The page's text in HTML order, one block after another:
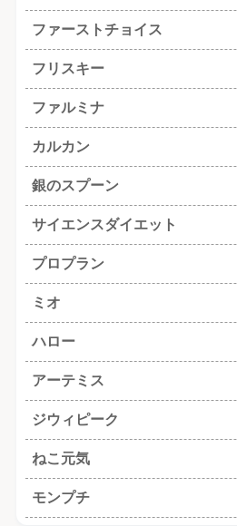
ファーストチョイス
フリスキー
ファルミナ
カルカン
銀のスプーン
サイエンスダイエット
プロプラン
ミオ
ハロー
アーテミス
ジウィピーク
ねこ元気
モンプチ